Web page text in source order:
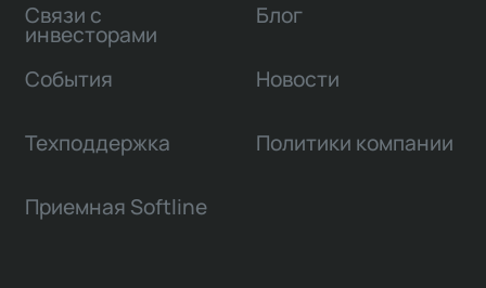
Связи с
инвесторами
Блог
События Новости
Техподдержка Политики компании
Приемная Softline